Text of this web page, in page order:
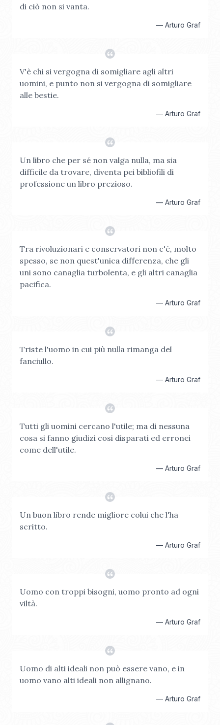
di ciò non si vanta.
— Arturo Graf
V'è chi si vergogna di somigliare agli altri
uomini, e punto non si vergogna di somigliare
alle bestie.
— Arturo Graf
Un libro che per sé non valga nulla, ma sia
difficile da trovare, diventa pei bibliofili di
professione un libro prezioso.
— Arturo Graf
Tra rivoluzionari e conservatori non c'è, molto
spesso, se non quest'unica differenza, che gli
uni sono canaglia turbolenta, e gli altri canaglia
pacifica.
— Arturo Graf
Triste l'uomo in cui più nulla rimanga del
fanciullo.
— Arturo Graf
Tutti gli uomini cercano l'utile; ma di nessuna
cosa si fanno giudizi cosi disparati ed erronei
come dell'utile.
— Arturo Graf
Un buon libro rende migliore colui che l'ha
scritto.
— Arturo Graf
Uomo con troppi bisogni, uomo pronto ad ogni
viltà.
— Arturo Graf
Uomo di alti ideali non può essere vano, e in
uomo vano alti ideali non allignano.
— Arturo Graf